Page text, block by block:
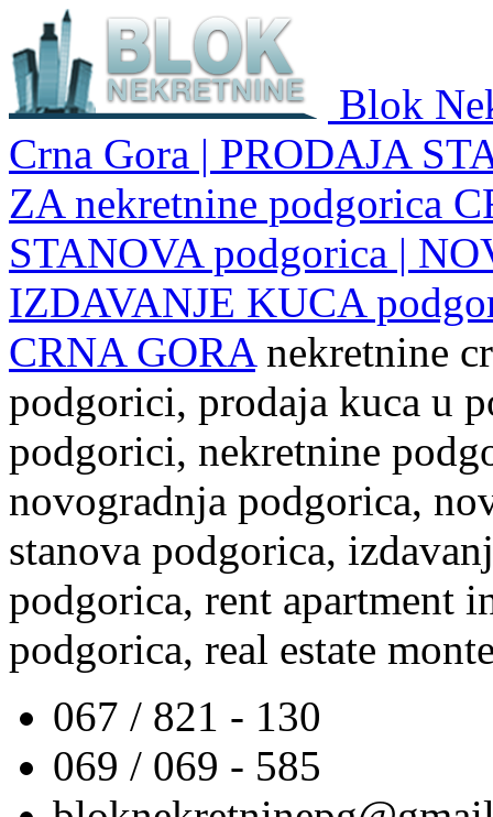
Blok
Crna Gora | PRODAJA
ZA nekretnine podgorica
STANOVA podgorica |
IZDAVANJE KUCA
CRNA GORA nekretnine
podgorici, prodaja kuca u
podgorici, nekretnine
novogradnja podgorica,
stanova podgorica,
podgorica, rent apartment
podgorica, real estate
067 / 821 - 130
069 / 069 - 585